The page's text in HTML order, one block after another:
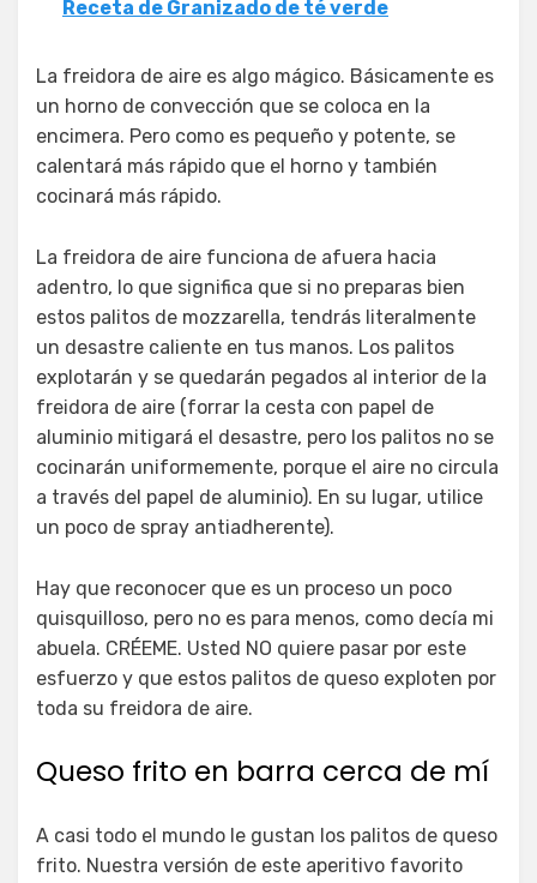
Receta de Granizado de té verde
La freidora de aire es algo mágico. Básicamente es
un horno de convección que se coloca en la
encimera. Pero como es pequeño y potente, se
calentará más rápido que el horno y también
cocinará más rápido.
La freidora de aire funciona de afuera hacia
adentro, lo que significa que si no preparas bien
estos palitos de mozzarella, tendrás literalmente
un desastre caliente en tus manos. Los palitos
explotarán y se quedarán pegados al interior de la
freidora de aire (forrar la cesta con papel de
aluminio mitigará el desastre, pero los palitos no se
cocinarán uniformemente, porque el aire no circula
a través del papel de aluminio). En su lugar, utilice
un poco de spray antiadherente).
Hay que reconocer que es un proceso un poco
quisquilloso, pero no es para menos, como decía mi
abuela. CRÉEME. Usted NO quiere pasar por este
esfuerzo y que estos palitos de queso exploten por
toda su freidora de aire.
Queso frito en barra cerca de mí
A casi todo el mundo le gustan los palitos de queso
frito. Nuestra versión de este aperitivo favorito